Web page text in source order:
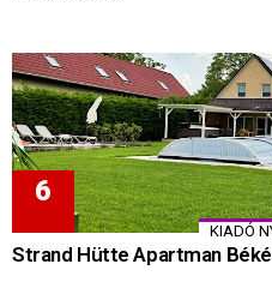
KIADÓ
Strand Hütte Apartman